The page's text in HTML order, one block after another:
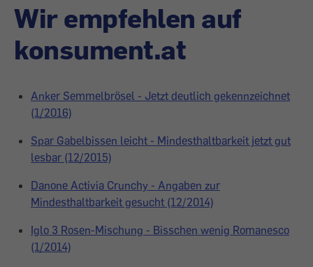
Wir empfehlen auf
konsument.at
Anker Semmelbrösel - Jetzt deutlich gekennzeichnet
(1/2016)
Spar Gabelbissen leicht - Mindesthaltbarkeit jetzt gut
lesbar (12/2015)
Danone Activia Crunchy - Angaben zur
Mindesthaltbarkeit gesucht (12/2014)
Iglo 3 Rosen-Mischung - Bisschen wenig Romanesco
(1/2014)